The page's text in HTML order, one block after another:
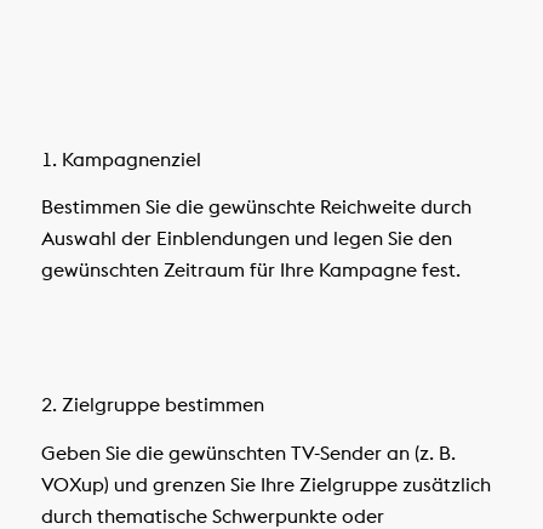
1. Kampagnenziel
Bestimmen Sie die gewünschte Reichweite durch
Auswahl der Einblendungen und legen Sie den
gewünschten Zeitraum für Ihre Kampagne fest.
2. Zielgruppe bestimmen
Geben Sie die gewünschten TV-Sender an (z. B.
VOXup) und grenzen Sie Ihre Zielgruppe zusätzlich
durch thematische Schwerpunkte oder